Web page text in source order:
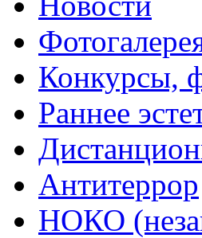
Конкурсы,
Раннее
Антитеррор
НОКО